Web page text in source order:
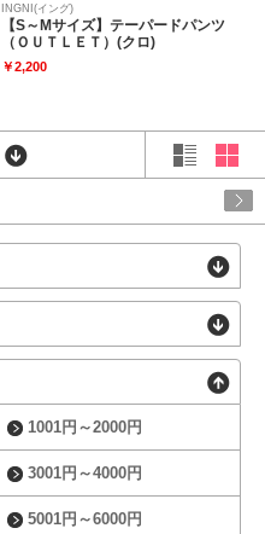
INGNI(イング)
【S～Mサイズ】テーパードパンツ
（ＯＵＴＬＥＴ）(クロ)
￥2,200
1001円～2000円
3001円～4000円
5001円～6000円